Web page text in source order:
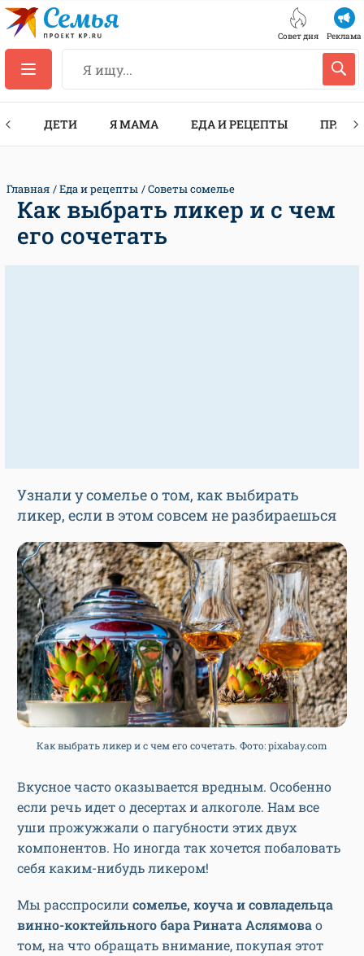
Совет дня Реклама
ДЕТИ Я МАМА ЕДА И РЕЦЕПТЫ
Главная Еда и рецепты Советы сомелье
Как выбрать ликер и с чем
его сочетать
Узнали у сомелье о том, как выбирать
ликер, если в этом совсем не разбираешься
Как выбрать ликер и с чем его сочетать. Фото: pixabay.com
Вкусное часто оказывается вредным. Особенно
если речь идет о десертах и алкоголе. Нам все
уши прожужжали о пагубности этих двух
компонентов. Но иногда так хочется побаловать
себя каким-нибудь ликером!
Мы расспросилисомелье, коуча и совладельца
винно-коктейльного бара Рината Аслямовао
том, на что обращать внимание, покупая этот